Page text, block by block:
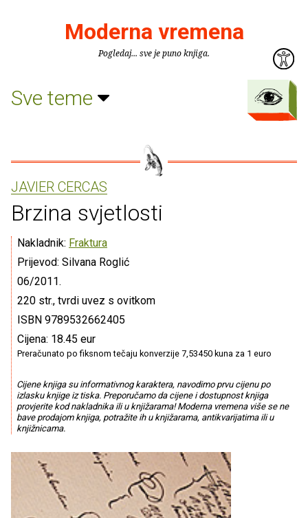
Moderna vremena
Pogledaj... sve je puno knjiga.
Sve teme
JAVIER CERCAS
Brzina svjetlosti
Nakladnik: Fraktura
Prijevod: Silvana Roglić
06/2011.
220 str., tvrdi uvez s ovitkom
ISBN 9789532662405
Cijena: 18.45 eur
Preračunato po fiksnom tečaju konverzije 7,53450 kuna za 1 euro
Cijene knjiga su informativnog karaktera, navodimo prvu cijenu po
izlasku knjige iz tiska. Preporučamo da cijene i dostupnost knjiga
provjerite kod nakladnika ili u knjižarama! Moderna vremena više se ne
bave prodajom knjiga, potražite ih u knjižarama, antikvarijatima ili u
knjižnicama.